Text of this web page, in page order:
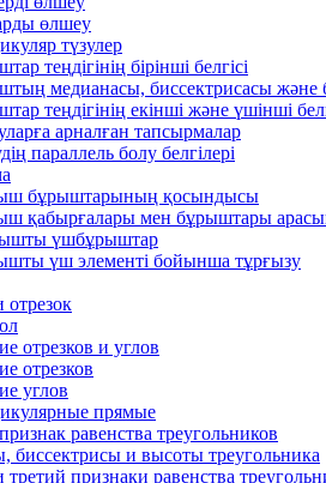
өлшеу
түзулер
теңдігінің бірінші белгісі
медианасы, биссектрисасы және
теңдігінің екінші және үшінші
арналған тапсырмалар
параллель болу белгілері
бұрыштарының қосындысы
қабырғалары мен бұрыштары
үшбұрыштар
үш элементі бойынша тұрғызу
отрезок
отрезков и углов
отрезков
углов
прямые
равенства треугольников
биссектрисы и высоты треугольника
признаки равенства